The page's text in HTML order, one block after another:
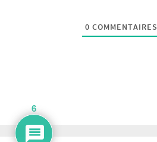
0 COMMENTAIRES
6